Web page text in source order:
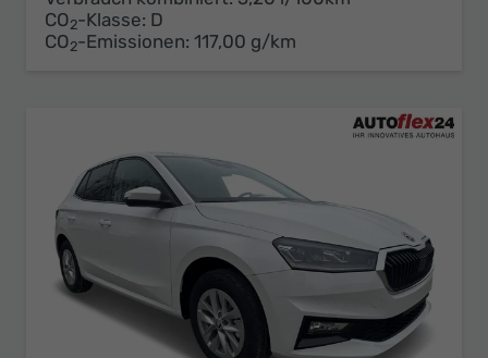
CO2-Klasse: D
CO2-Emissionen: 117,00 g/km